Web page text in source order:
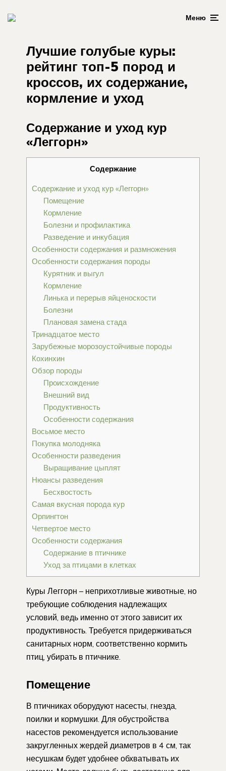
Меню
Лучшие голубые куры:
рейтинг топ-5 пород и
кроссов, их содержание,
кормление и уход
Содержание и уход кур
«Леггорн»
Содержание
Содержание и уход кур «Леггорн»
Помещение
Кормление
Болезни и профилактика
Разведение и инкубация
Особенности содержания и размножения
Особенности содержания породы
Курятник и выгул
Кормление
Линька и перерыв яйценоскости
Болезни
Плановая замена стада
Тринадцатое место
Зарубежные морозоустойчивые породы
Кохинхин
Обзор породы
Происхождение
Внешний вид
Продуктивность
Особенности содержания
Восьмое место
Покупка молодняка
Особенности разведения
Выращивание цыплят
Нюансы разведения
Бесхвостость
Самая вкусная порода кур
Орпингтон
Четвертое место
Особенности содержания
Содержание в птичнике
Уход за птицами в клетках
Куры Леггорн – неприхотливые животные, но
требующие соблюдения надлежащих
условий, ведь именно от этого зависит их
продуктивность. Требуется придерживаться
санитарных норм, соответственно кормить
птиц, убирать в птичнике.
Помещение
В птичниках оборудуют насесты, гнезда,
поилки и кормушки. Для обустройства
насестов рекомендуется использование
закругленных жердей диаметров в 4 см, так
несушкам будет удобнее обхватывать их